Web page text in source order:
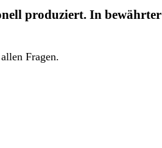
Seite
Seite
Seite
produziert. In bewährter
Fragen.